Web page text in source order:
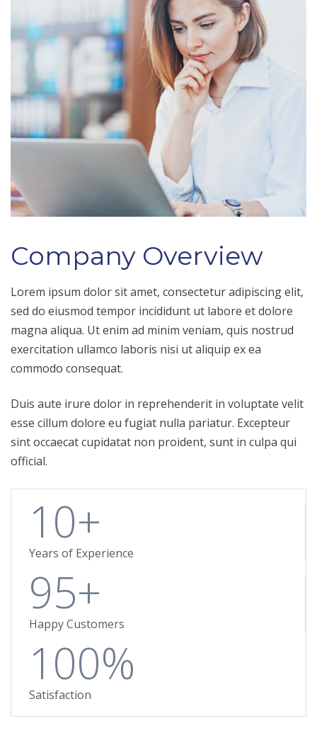
Company Overview
Lorem ipsum dolor sit amet, consectetur adipiscing elit,
sed do eiusmod tempor incididunt ut labore et dolore
magna aliqua. Ut enim ad minim veniam, quis nostrud
exercitation ullamco laboris nisi ut aliquip ex ea
commodo consequat.
Duis aute irure dolor in reprehenderit in voluptate velit
esse cillum dolore eu fugiat nulla pariatur. Excepteur
sint occaecat cupidatat non proident, sunt in culpa qui
official.
10+
Years of Experience
95+
Happy Customers
100%
Satisfaction